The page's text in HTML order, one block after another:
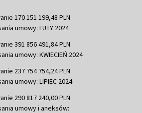
170 151 199,48 PLN
umowy: LUTY 2024
391 856 491,84 PLN
umowy: KWIECIEŃ 2024
237 754 754,24 PLN
umowy: LIPIEC 2024
290 817 240,00 PLN
umowy i aneksów: